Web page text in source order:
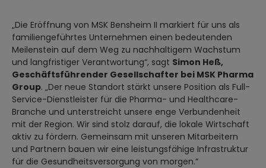
„Die Eröffnung von MSK Bensheim II markiert für uns als
familiengeführtes Unternehmen einen bedeutenden
Meilenstein auf dem Weg zu nachhaltigem Wachstum
und langfristiger Verantwortung“, sagt Simon Heß,
Geschäftsführender Gesellschafter bei MSK Pharma
Group. „Der neue Standort stärkt unsere Position als Full-
Service-Dienstleister für die Pharma- und Healthcare-
Branche und unterstreicht unsere enge Verbundenheit
mit der Region. Wir sind stolz darauf, die lokale Wirtschaft
aktiv zu fördern. Gemeinsam mit unseren Mitarbeitern
und Partnern bauen wir eine leistungsfähige Infrastruktur
für die Gesundheitsversorgung von morgen.“